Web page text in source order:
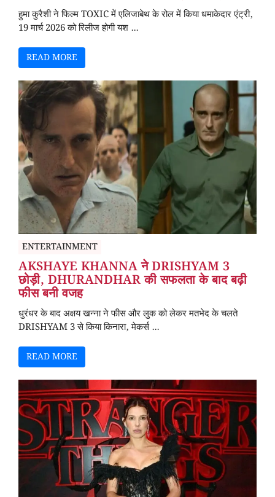
हुमा कुरैशी ने फिल्म TOXIC में एलिजाबेथ के रोल में किया धमाकेदार एंट्री,
19 मार्च 2026 को रिलीज होगी यश ...
READ MORE
ENTERTAINMENT
AKSHAYE KHANNA ने DRISHYAM 3
छोड़ी, DHURANDHAR की सफलता के बाद बढ़ी
फीस बनी वजह
धुरंधर के बाद अक्षय खन्ना ने फीस और लुक को लेकर मतभेद के चलते
DRISHYAM 3 से किया किनारा, मेकर्स ...
READ MORE